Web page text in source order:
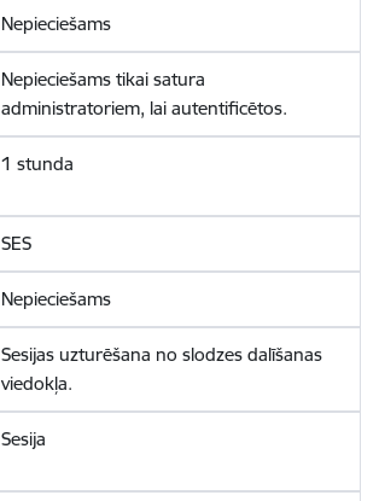
Nepieciešams
Nepieciešams tikai satura
administratoriem, lai autentificētos.
1 stunda
SES
Nepieciešams
Sesijas uzturēšana no slodzes dalīšanas
viedokļa.
Sesija